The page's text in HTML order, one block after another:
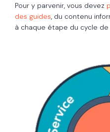
Pour y parvenir, vous devez
des guides, du contenu
à chaque étape du cycle de